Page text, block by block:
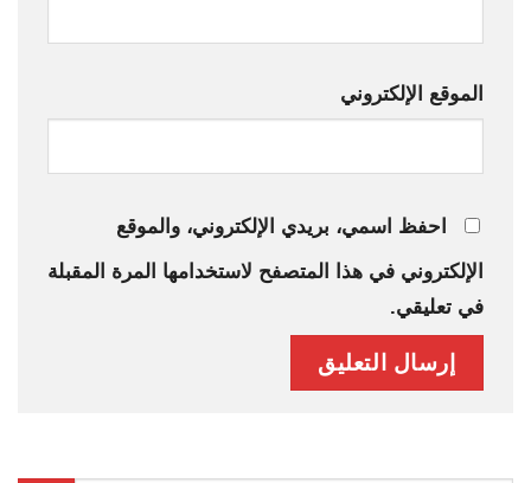
الموقع الإلكتروني
احفظ اسمي، بريدي الإلكتروني، والموقع
الإلكتروني في هذا المتصفح لاستخدامها المرة المقبلة
في تعليقي.